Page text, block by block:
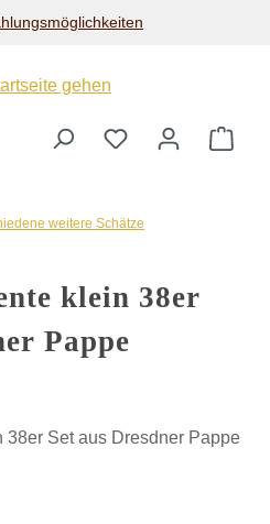
weitere Schätze
klein 38er
Pappe